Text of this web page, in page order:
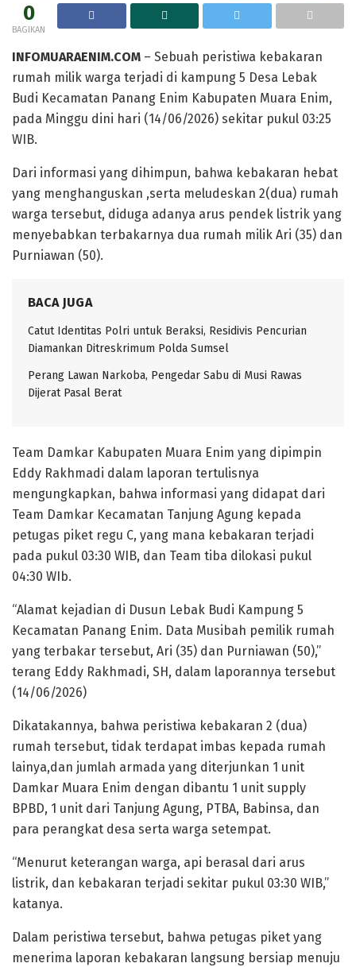
0
BAGIKAN
INFOMUARAENIM.COM – Sebuah peristiwa kebakaran
rumah milik warga terjadi di kampung 5 Desa Lebak
Budi Kecamatan Panang Enim Kabupaten Muara Enim,
pada Minggu dini hari (14/06/2026) sekitar pukul 03:25
WIB.
Dari informasi yang dihimpun, bahwa kebakaran hebat
yang menghanguskan ,serta meludeskan 2(dua) rumah
warga tersebut, diduga adanya arus pendek listrik yang
menyebabkan terbakarnya dua rumah milik Ari (35) dan
Purniawan (50).
BACA JUGA
Catut Identitas Polri untuk Beraksi, Residivis Pencurian
Diamankan Ditreskrimum Polda Sumsel
Perang Lawan Narkoba, Pengedar Sabu di Musi Rawas
Dijerat Pasal Berat
Team Damkar Kabupaten Muara Enim yang dipimpin
Eddy Rakhmadi dalam laporan tertulisnya
mengungkapkan, bahwa informasi yang didapat dari
Team Damkar Kecamatan Tanjung Agung kepada
petugas piket regu C, yang mana kebakaran terjadi
pada pukul 03:30 WIB, dan Team tiba dilokasi pukul
04:30 WIb.
“Alamat kejadian di Dusun Lebak Budi Kampung 5
Kecamatan Panang Enim. Data Musibah pemilik rumah
yang terbakar tersebut, Ari (35) dan Purniawan (50),”
terang Eddy Rakhmadi, SH, dalam laporannya tersebut
(14/06/2026)
Dikatakannya, bahwa peristiwa kebakaran 2 (dua)
rumah tersebut, tidak terdapat imbas kepada rumah
lainya,dan jumlah armada yang diterjunkan 1 unit
Damkar Muara Enim dengan dibantu 1 unit supply
BPBD, 1 unit dari Tanjung Agung, PTBA, Babinsa, dan
para perangkat desa serta warga setempat.
“Menurut keterangan warga, api berasal dari arus
listrik, dan kebakaran terjadi sekitar pukul 03:30 WIB,”
katanya.
Dalam peristiwa tersebut, bahwa petugas piket yang
menerima laporan kebakaran langsung bersiap menuju